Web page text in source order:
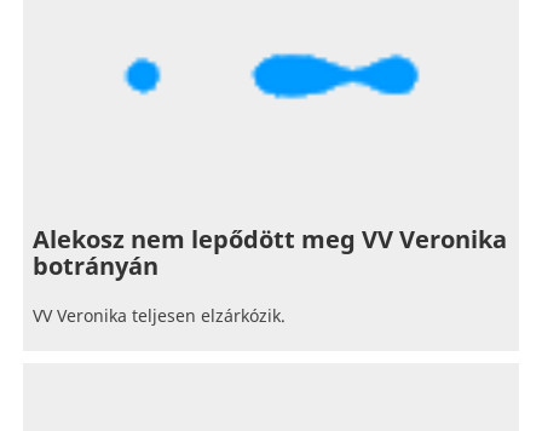
Alekosz nem lepődött meg VV Veronika
botrányán
VV Veronika teljesen elzárkózik.